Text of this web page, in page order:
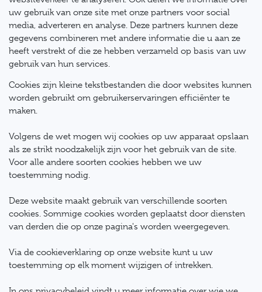
uw gebruik van onze site met onze partners voor social
media, adverteren en analyse. Deze partners kunnen deze
gegevens combineren met andere informatie die u aan ze
heeft verstrekt of die ze hebben verzameld op basis van uw
gebruik van hun services.
Cookies zijn kleine tekstbestanden die door websites kunnen
worden gebruikt om gebruikerservaringen efficiënter te
maken.
Volgens de wet mogen wij cookies op uw apparaat opslaan
als ze strikt noodzakelijk zijn voor het gebruik van de site.
Voor alle andere soorten cookies hebben we uw
toestemming nodig.
Deze website maakt gebruik van verschillende soorten
cookies. Sommige cookies worden geplaatst door diensten
van derden die op onze pagina's worden weergegeven.
Via de cookieverklaring op onze website kunt u uw
toestemming op elk moment wijzigen of intrekken.